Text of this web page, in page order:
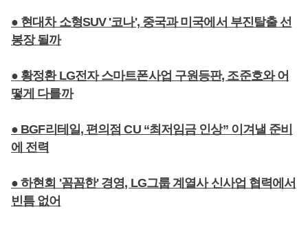
● 현대차 소형SUV '코나', 중국과 미국에서 부진탈출 선
봉장 될까
● 황정환 LG전자 스마트폰사업 구원등판, 조준호와 어
떻게 다를까
● BGF리테일, 편의점 CU “최저임금 인상” 이겨낼 준비
에 전력
● 하현회 '꼼꼼한' 경영, LG그룹 계열사 신사업 협력에서
빈틈 없어